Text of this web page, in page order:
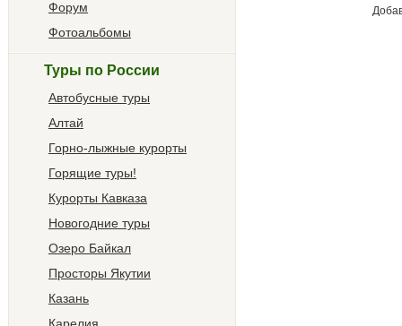
Форум
Фотоальбомы
Туры по России
Автобусные туры
Алтай
Горно-лыжные курорты
Горящие туры!
Курорты Кавказа
Новогодние туры
Озеро Байкал
Просторы Якутии
Казань